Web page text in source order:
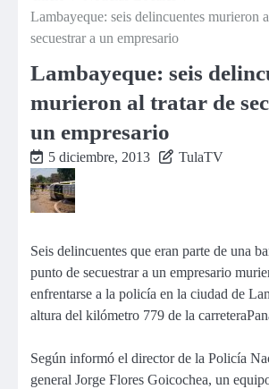
Lambayeque: seis delincuentes murieron
secuestrar a un empresario
Lambayeque: seis
murieron al tratar de
un empresario
5 diciembre, 2013 TulaTV
Seis delincuentes que eran parte de una
punto de secuestrar a un empresario
enfrentarse a la policía en la ciudad de
altura del kilómetro 779 de la
Según informó el director de la Policía
general Jorge Flores Goicochea, un